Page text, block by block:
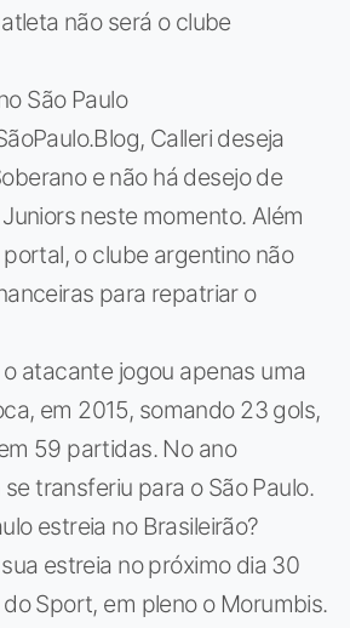
não será o clube
São Paulo
Calleri deseja
e não há desejo de
neste momento. Além
o clube argentino não
para repatriar o
atacante jogou apenas uma
em 2015, somando 23 gols,
59 partidas. No ano
transferiu para o São Paulo.
estreia no Brasileirão?
estreia no próximo dia 30
Sport, em pleno o Morumbis.